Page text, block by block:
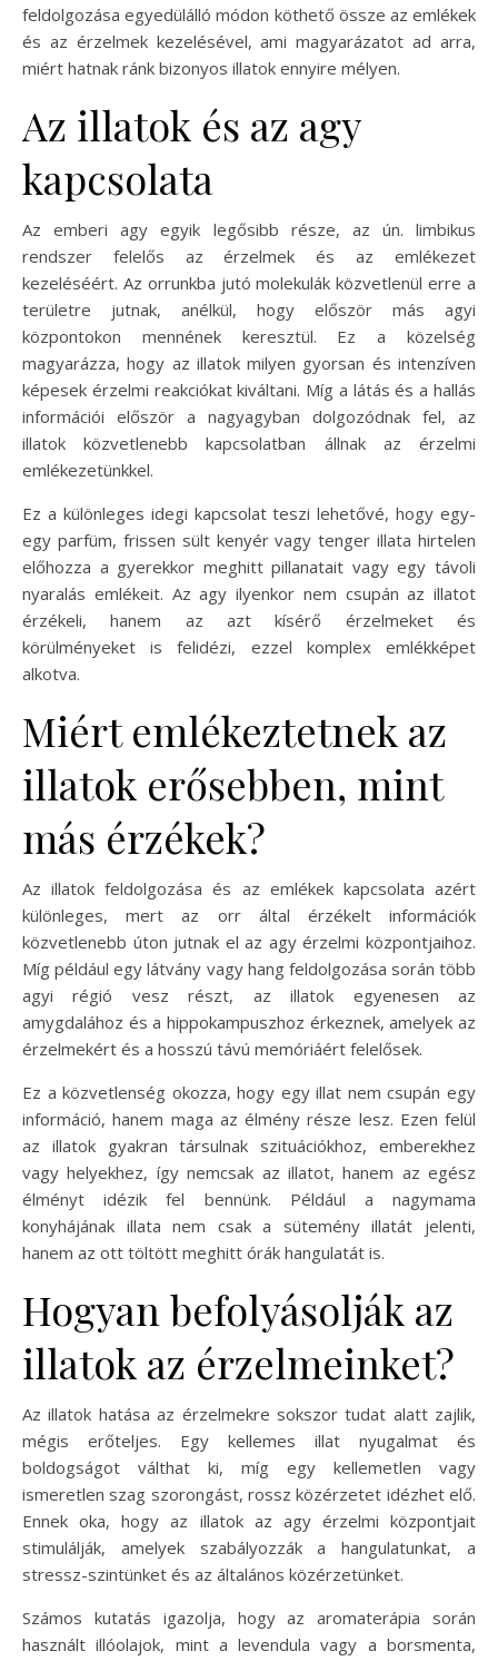
feldolgozása egyedülálló módon köthető össze az emlékek
és az érzelmek kezelésével, ami magyarázatot ad arra,
miért hatnak ránk bizonyos illatok ennyire mélyen.
Az illatok és az agy
kapcsolata
Az emberi agy egyik legősibb része, az ún. limbikus
rendszer felelős az érzelmek és az emlékezet
kezeléséért. Az orrunkba jutó molekulák közvetlenül erre a
területre jutnak, anélkül, hogy először más agyi
központokon mennének keresztül. Ez a közelség
magyarázza, hogy az illatok milyen gyorsan és intenzíven
képesek érzelmi reakciókat kiváltani. Míg a látás és a hallás
információi először a nagyagyban dolgozódnak fel, az
illatok közvetlenebb kapcsolatban állnak az érzelmi
emlékezetünkkel.
Ez a különleges idegi kapcsolat teszi lehetővé, hogy egy-
egy parfüm, frissen sült kenyér vagy tenger illata hirtelen
előhozza a gyerekkor meghitt pillanatait vagy egy távoli
nyaralás emlékeit. Az agy ilyenkor nem csupán az illatot
érzékeli, hanem az azt kísérő érzelmeket és
körülményeket is felidézi, ezzel komplex emlékképet
alkotva.
Miért emlékeztetnek az
illatok erősebben, mint
más érzékek?
Az illatok feldolgozása és az emlékek kapcsolata azért
különleges, mert az orr által érzékelt információk
közvetlenebb úton jutnak el az agy érzelmi központjaihoz.
Míg például egy látvány vagy hang feldolgozása során több
agyi régió vesz részt, az illatok egyenesen az
amygdalához és a hippokampuszhoz érkeznek, amelyek az
érzelmekért és a hosszú távú memóriáért felelősek.
Ez a közvetlenség okozza, hogy egy illat nem csupán egy
információ, hanem maga az élmény része lesz. Ezen felül
az illatok gyakran társulnak szituációkhoz, emberekhez
vagy helyekhez, így nemcsak az illatot, hanem az egész
élményt idézik fel bennünk. Például a nagymama
konyhájának illata nem csak a sütemény illatát jelenti,
hanem az ott töltött meghitt órák hangulatát is.
Hogyan befolyásolják az
illatok az érzelmeinket?
Az illatok hatása az érzelmekre sokszor tudat alatt zajlik,
mégis erőteljes. Egy kellemes illat nyugalmat és
boldogságot válthat ki, míg egy kellemetlen vagy
ismeretlen szag szorongást, rossz közérzetet idézhet elő.
Ennek oka, hogy az illatok az agy érzelmi központjait
stimulálják, amelyek szabályozzák a hangulatunkat, a
stressz-szintünket és az általános közérzetünket.
Számos kutatás igazolja, hogy az aromaterápia során
használt illóolajok, mint a levendula vagy a borsmenta,